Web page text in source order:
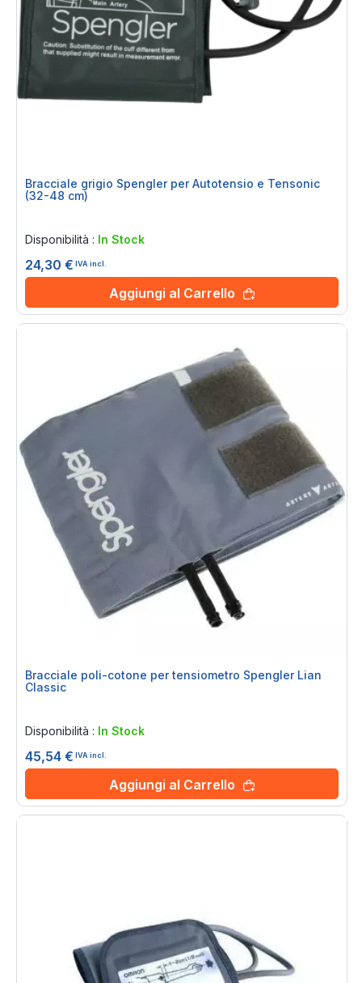
Bracciale grigio Spengler per Autotensio e Tensonic
(32-48 cm)
Disponibilità : In Stock
24,30 € IVA incl.
Aggiungi al Carrello
Bracciale poli-cotone per tensiometro Spengler Lian
Classic
Disponibilità : In Stock
45,54 € IVA incl.
Aggiungi al Carrello